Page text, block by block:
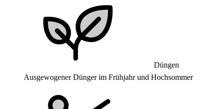
Düngen
Ausgewogener Dünger im Frühjahr und Hochsommer